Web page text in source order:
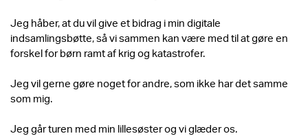
Jeg håber, at du vil give et bidrag i min digitale
indsamlingsbøtte, så vi sammen kan være med til at gøre en
forskel for børn ramt af krig og katastrofer.
Jeg vil gerne gøre noget for andre, som ikke har det samme
som mig.
Jeg går turen med min lillesøster og vi glæder os.